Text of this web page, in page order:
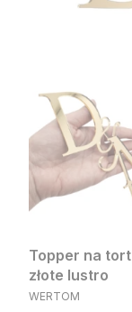
Topper na
złote lustro
PRODUCENT
WERTOM